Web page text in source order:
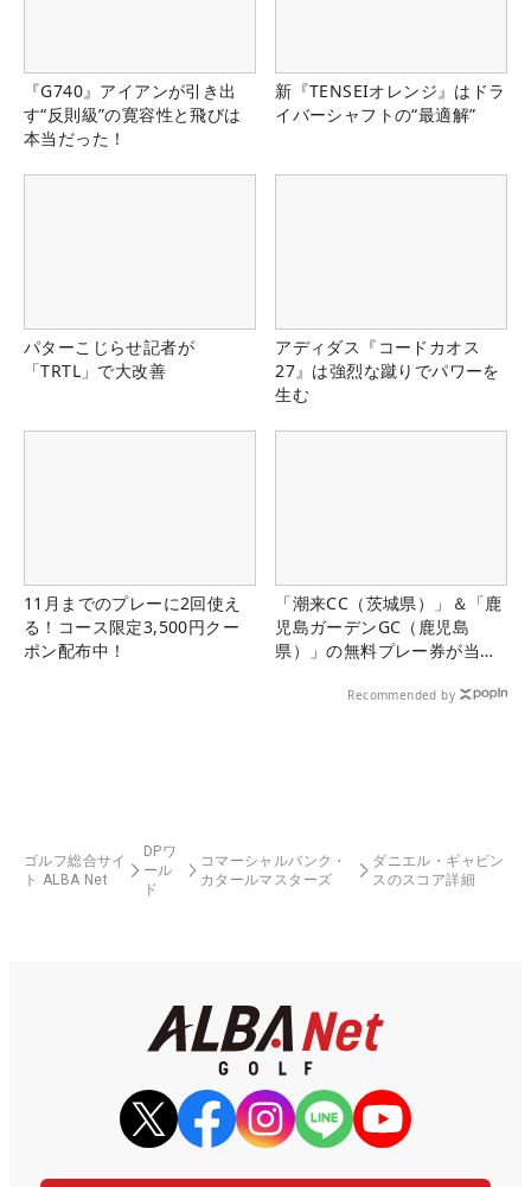
『G740』アイアンが引き出
す“反則級”の寛容性と飛びは
本当だった！
新『TENSEIオレンジ』はドラ
イバーシャフトの“最適解”
パターこじらせ記者が
「TRTL」で大改善
アディダス『コードカオス
27』は強烈な蹴りでパワーを
生む
11月までのプレーに2回使え
る！コース限定3,500円クー
ポン配布中！
「潮来CC（茨城県）」＆「鹿
児島ガーデンGC（鹿児島
県）」の無料プレー券が当た
Recommended by
ゴルフ総合サイ
ト ALBA Net
DPワ
ール
ド
コマーシャルバンク・
カタールマスターズ
ダニエル・ギャビン
スのスコア詳細